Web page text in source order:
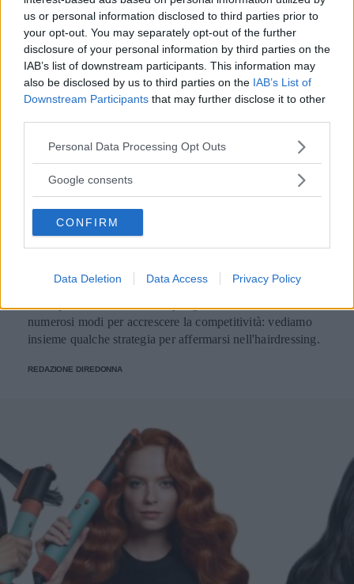
us or personal information disclosed to third parties prior to
your opt-out. You may separately opt-out of the further
disclosure of your personal information by third parties on the
IAB’s list of downstream participants. This information may
also be disclosed by us to third parties on the IAB’s List of
Downstream Participants that may further disclose it to other
Please note that this website/app uses one or more Google
not limited to your visit or usage behaviour. You may click to
use your data for below specified purposes in below Google
consent section.
Personal Data Processing Opt Outs
Google consents
CONFIRM
Data Deletion Data Access Privacy Policy
Come affermarsi
nell’hairdressing: strategie e
consigli utili
numerosi modi per accrescere la competitività: vediamo
insieme qualche strategia per affermarsi nell'hairdressing.
REDAZIONE DIREDONNA